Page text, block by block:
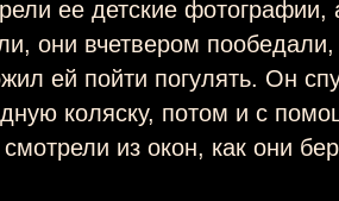
ее детские фотографии,
они вчетвером
ей пойти погулять. Он
коляску, потом и с
из окон, как они